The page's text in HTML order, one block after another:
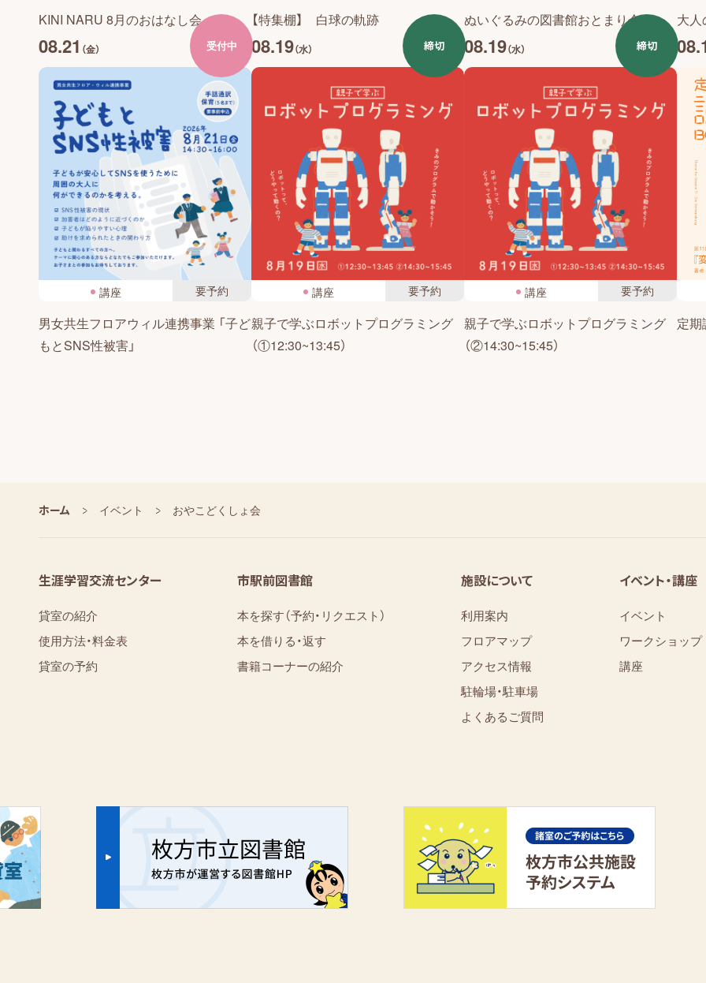
KINI NARU 8月のおはなし会 【特集棚】 白球の軌跡 ぬいぐるみの図書館おとまり会 大
08.21 （金） 受付中
講座 要予約
男女共生フロアウィル連携事業 「子ど
もとSNS性被害」
08.19（水） 締切
講座 要予約
親子で学ぶロボットプログラミング
（①12:30~13:45）
08.19（水） 締切
講座 要予約
親子で学ぶロボットプログラミング
（②14:30~15:45）
定期
ホーム イベント おやこどくしょ会
生涯学習交流センター
貸室の紹介
使用方法・料金表
貸室の予約
市駅前図書館
本を探す（予約・リクエスト）
本を借りる・返す
書籍コーナーの紹介
施設について
利用案内
フロアマップ
アクセス情報
駐輪場・駐車場
よくあるご質問
イベント・講座
イベント
ワークショップ
講座